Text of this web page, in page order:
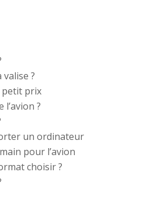
?
petit prix
?
un ordinateur
pour l’avion
choisir ?